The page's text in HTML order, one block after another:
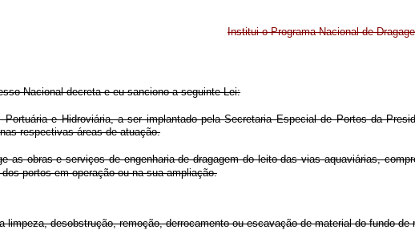
Institui o Programa Nacional de
Nacional decreta e eu sanciono a seguinte Lei:
e Hidroviária, a ser implantado pela Secretaria Especial de Portos da
respectivas áreas de atuação.
as obras e serviços de engenharia de dragagem do leito das vias aquaviárias,
portos em operação ou na sua ampliação.
limpeza, desobstrução, remoção, derrocamento ou escavação de material do fundo